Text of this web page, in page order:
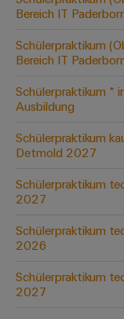
Bereich IT
Schülerpraktikum
Bereich IT
Schülerpraktikum *
Ausbildung
Schülerpraktikum
Detmold 2027
Schülerpraktikum
2027
Schülerpraktikum
2026
Schülerpraktikum
2027